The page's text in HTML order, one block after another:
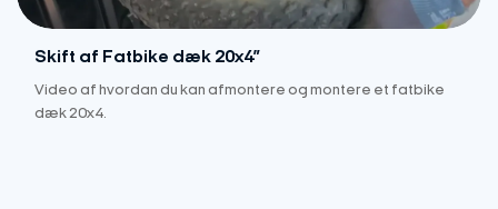
Skift af Fatbike dæk 20x4”
Video af hvordan du kan afmontere og montere et fatbike
dæk 20x4.